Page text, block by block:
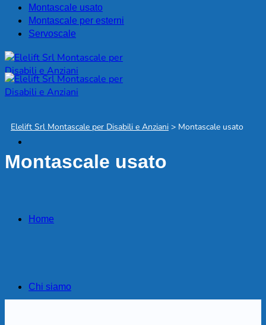
Montascale usato
Montascale per esterni
Servoscale
Home
Chi siamo
Elelift Srl Montascale per Disabili e Anziani > Montascale usato
Montascale usato